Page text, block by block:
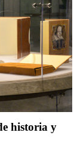
historia y